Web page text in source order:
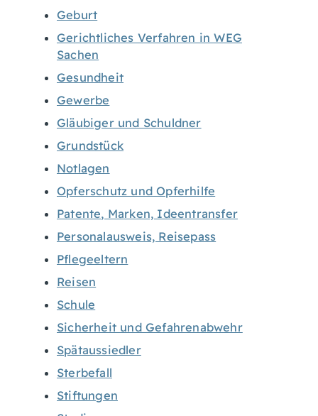
Geburt
Gerichtliches Verfahren in WEG
Sachen
Gesundheit
Gewerbe
Gläubiger und Schuldner
Grundstück
Notlagen
Opferschutz und Opferhilfe
Patente, Marken, Ideentransfer
Personalausweis, Reisepass
Pflegeeltern
Reisen
Schule
Sicherheit und Gefahrenabwehr
Spätaussiedler
Sterbefall
Stiftungen